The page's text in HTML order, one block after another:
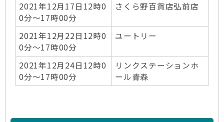
2021年12月17日12時0
0分～17時00分
さくら野百貨店弘前店
2021年12月22日12時0
0分～17時00分
ユートリー
2021年12月24日12時0
0分～17時00分
リンクステーションホ
ール青森